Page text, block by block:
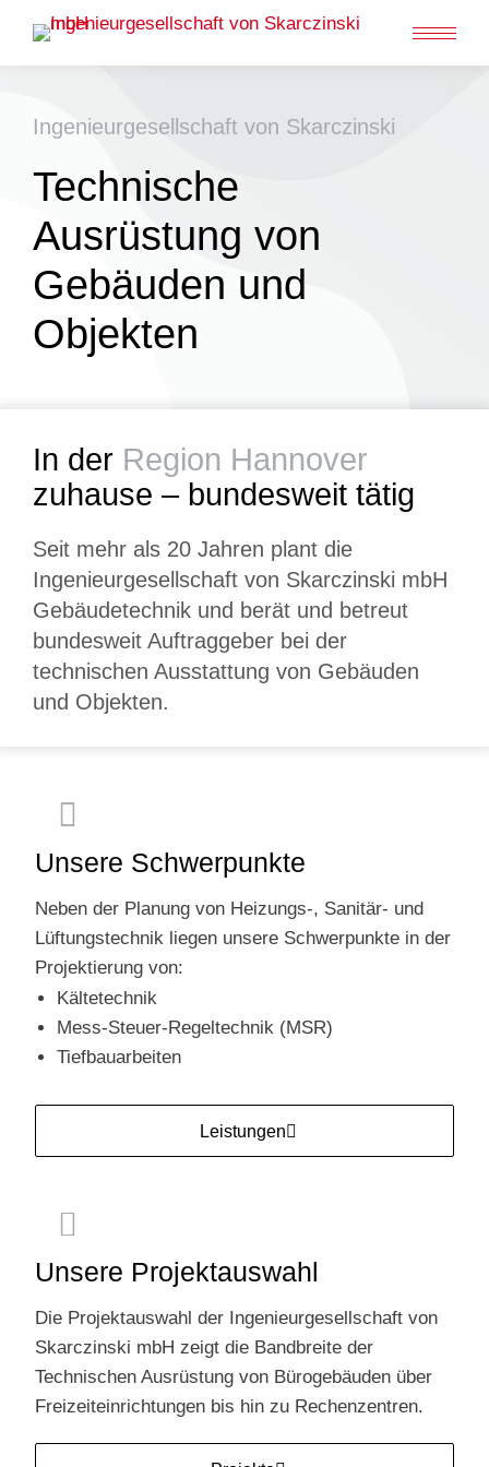
Ingenieurgesellschaft von Skarczinski
Technische
Ausrüstung von
Gebäuden und
Objekten
In der Region Hannover
zuhause – bundesweit tätig
Seit mehr als 20 Jahren plant die
Ingenieur­gesell­schaft von Skarczinski mbH
Gebäude­technik und berät und betreut
bundesweit Auftrag­geber bei der
technischen Aus­stattung von Gebäuden
und Objekten.
Unsere Schwerpunkte
Neben der Planung von Heizungs-, Sanitär- und
Lüftungs­technik liegen unsere Schwer­punkte in der
Projektierung von:
Kältetechnik
Mess-Steuer-Regeltechnik (MSR)
Tiefbauarbeiten
Leistungen
Unsere Projektauswahl
Die Projektauswahl der Ingenieur­gesellschaft von
Skarczinski mbH zeigt die Bandbreite der
Technischen Ausrüstung von Büro­gebäuden über
Frei­zeit­ein­richtungen bis hin zu Rechenzentren.